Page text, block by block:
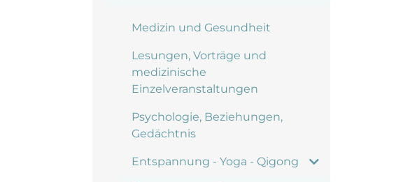
Medizin und Gesundheit
Lesungen, Vorträge und
medizinische
Einzelveranstaltungen
Psychologie, Beziehungen,
Gedächtnis
Entspannung - Yoga - Qigong